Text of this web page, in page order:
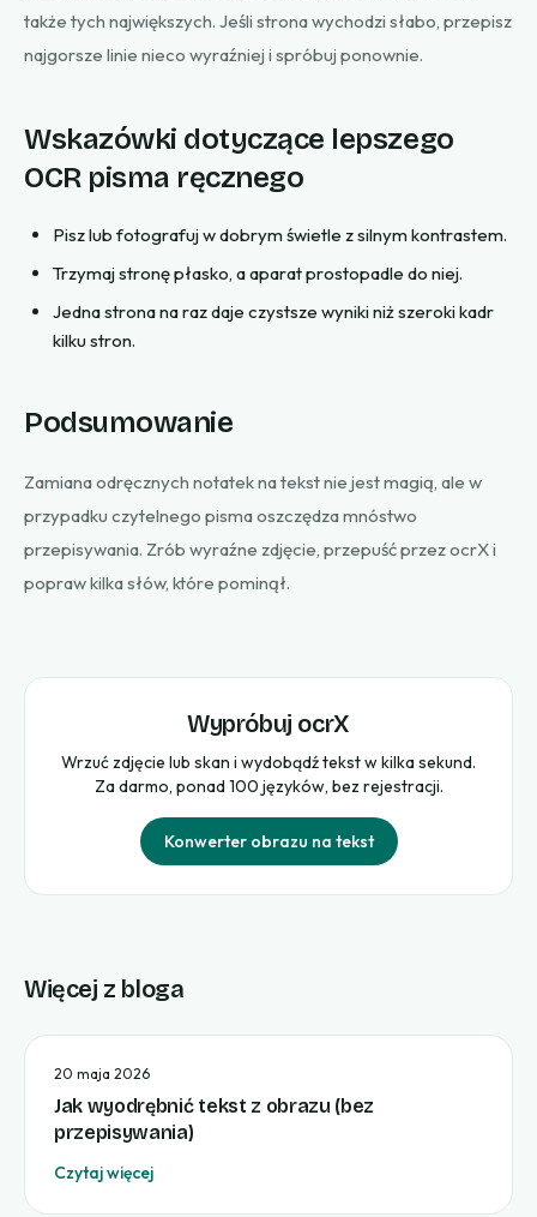
także tych największych. Jeśli strona wychodzi słabo, przepisz
najgorsze linie nieco wyraźniej i spróbuj ponownie.
Wskazówki dotyczące lepszego
OCR pisma ręcznego
Pisz lub fotografuj w dobrym świetle z silnym kontrastem.
Trzymaj stronę płasko, a aparat prostopadle do niej.
Jedna strona na raz daje czystsze wyniki niż szeroki kadr
kilku stron.
Podsumowanie
Zamiana odręcznych notatek na tekst nie jest magią, ale w
przypadku czytelnego pisma oszczędza mnóstwo
przepisywania. Zrób wyraźne zdjęcie, przepuść przez ocrX i
popraw kilka słów, które pominął.
Wypróbuj ocrX
Wrzuć zdjęcie lub skan i wydobądź tekst w kilka sekund.
Za darmo, ponad 100 języków, bez rejestracji.
Konwerter obrazu na tekst
Więcej z bloga
20 maja 2026
Jak wyodrębnić tekst z obrazu (bez
przepisywania)
Czytaj więcej